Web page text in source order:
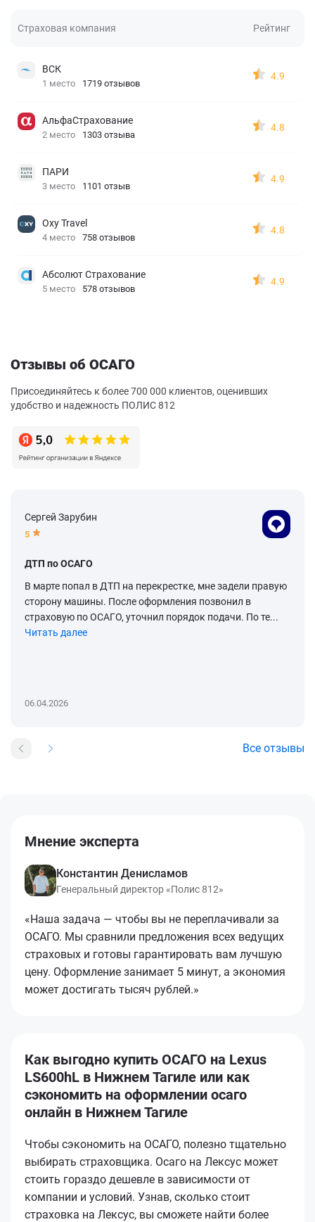
Страховая компания Рейтинг
ВСК
1 место 1719 отзывов
4.9
АльфаСтрахование
2 место 1303 отзыва
4.8
ПАРИ
3 место 1101 отзыв
4.9
Oxy Travel
4 место 758 отзывов
4.8
Абсолют Страхование
5 место 578 отзывов
4.9
Отзывы об ОСАГО
Присоединяйтесь к более 700 000 клиентов, оценивших
удобство и надежность ПОЛИС 812
Сергей Зарубин
5
ДТП по ОСАГО
В марте попал в ДТП на перекрестке, мне задели правую
сторону машины. После оформления позвонил в
страховую по ОСАГО, уточнил порядок подачи. По те...
Читать далее
06.04.2026
Все отзывы
Мнение эксперта
Константин Денисламов
Генеральный директор «Полис 812»
«Наша задача — чтобы вы не переплачивали за
ОСАГО. Мы сравнили предложения всех ведущих
страховых и готовы гарантировать вам лучшую
цену. Оформление занимает 5 минут, а экономия
может достигать тысяч рублей.»
Как выгодно купить ОСАГО на Lexus
LS600hL в Нижнем Тагиле или как
сэкономить на оформлении осаго
онлайн в Нижнем Тагиле
Чтобы сэкономить на ОСАГО, полезно тщательно
выбирать страховщика. Осаго на Лексус может
стоить гораздо дешевле в зависимости от
компании и условий. Узнав, сколько стоит
страховка на Лексус, вы сможете найти более